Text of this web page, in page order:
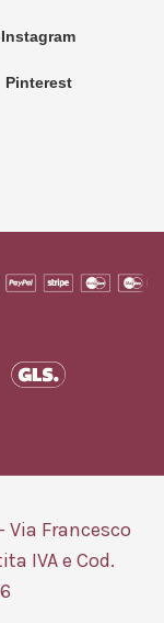
Instagram
Pinterest
Via Francesco
IVA e Cod.